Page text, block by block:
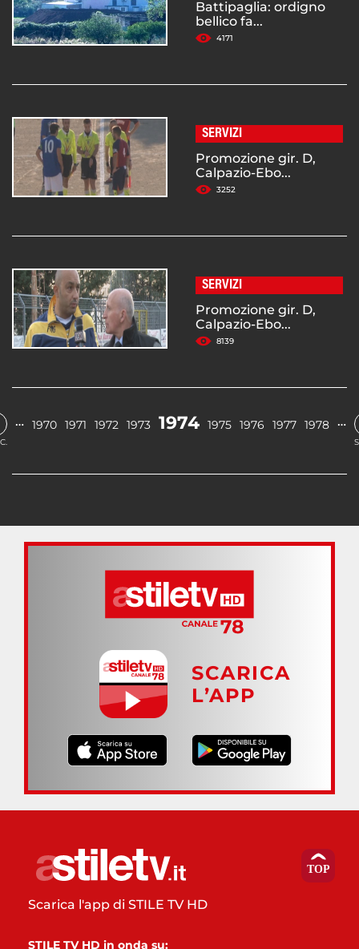
Battipaglia: ordigno
bellico fa...
4171
SERVIZI
Promozione gir. D,
Calpazio-Ebo...
3252
SERVIZI
Promozione gir. D,
Calpazio-Ebo...
8139
… 1970 1971 1972 1973 1974 1975 1976 1977 1978 …
SCARICA
L’APP
Scarica l'app di STILE TV HD
STILE TV HD in onda su: